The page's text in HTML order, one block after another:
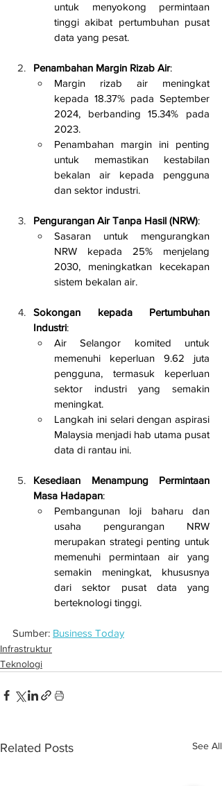
untuk menyokong permintaan
tinggi akibat pertumbuhan pusat
data yang pesat.
Penambahan Margin Rizab Air:
Margin rizab air meningkat
kepada 18.37% pada September
2024, berbanding 15.34% pada
2023.
Penambahan margin ini penting
untuk memastikan kestabilan
bekalan air kepada pengguna
dan sektor industri.
Pengurangan Air Tanpa Hasil (NRW):
Sasaran untuk mengurangkan
NRW kepada 25% menjelang
2030, meningkatkan kecekapan
sistem bekalan air.
Sokongan kepada Pertumbuhan
Industri:
Air Selangor komited untuk
memenuhi keperluan 9.62 juta
pengguna, termasuk keperluan
sektor industri yang semakin
meningkat.
Langkah ini selari dengan aspirasi
Malaysia menjadi hab utama pusat
data di rantau ini.
Kesediaan Menampung Permintaan
Masa Hadapan:
Pembangunan loji baharu dan
usaha pengurangan NRW
merupakan strategi penting untuk
memenuhi permintaan air yang
semakin meningkat, khususnya
dari sektor pusat data yang
berteknologi tinggi.
Sumber: Business Today
Infrastruktur
Teknologi
Related Posts See All